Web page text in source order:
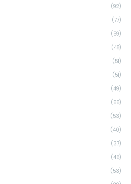
(92)
(77)
(59)
(48)
(51)
(51)
(49)
(55)
(53)
(40)
(37)
(45)
(53)